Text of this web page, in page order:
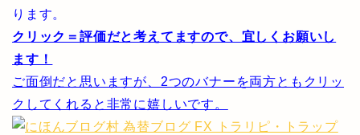
ります。
クリック＝評価だと考えてますので、宜しくお願いし
ます！
ご面倒だと思いますが、2つのバナーを両方ともクリッ
クしてくれると非常に嬉しいです。